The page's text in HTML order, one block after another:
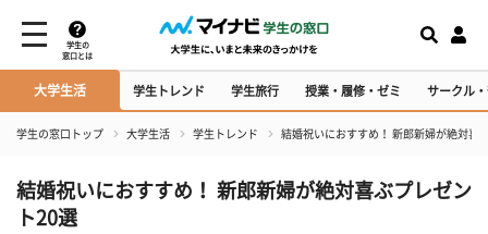
学生の
窓口とは
大学生活 学生トレンド 学生旅行 授業・履修・ゼミ サークル
学生の窓口トップ 大学生活 学生トレンド 結婚祝いにおすすめ！ 新郎新婦が絶対喜
結婚祝いにおすすめ！ 新郎新婦が絶対喜ぶプレゼン
ト20選